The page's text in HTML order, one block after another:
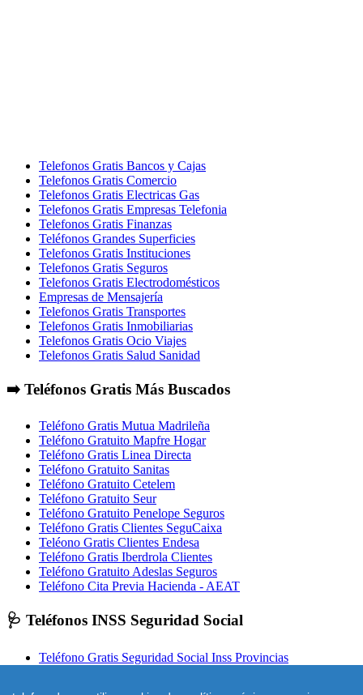
Telefonos Gratis Bancos y Cajas
Telefonos Gratis Comercio
Telefonos Gratis Electricas Gas
Telefonos Gratis Empresas Telefonia
Telefonos Gratis Finanzas
Teléfonos Grandes Superficies
Telefonos Gratis Instituciones
Telefonos Gratis Seguros
Telefonos Gratis Electrodomésticos
Empresas de Mensajería
Telefonos Gratis Transportes
Telefonos Gratis Inmobiliarias
Telefonos Gratis Ocio Viajes
Telefonos Gratis Salud Sanidad
➡️ Teléfonos Gratis Más Buscados
Teléfono Gratis Mutua Madrileña
Teléfono Gratuito Mapfre Hogar
Teléfono Gratis Linea Directa
Teléfono Gratuito Sanitas
Teléfono Gratuito Cetelem
Teléfono Gratuito Seur
Teléfono Gratuito Penelope Seguros
Teléfono Gratis Clientes SeguCaixa
Teléono Gratis Clientes Endesa
Teléfono Gratis Iberdrola Clientes
Teléfono Gratuito Adeslas Seguros
Teléfono Cita Previa Hacienda - AEAT
🩺 Teléfonos INSS Seguridad Social
Teléfono Gratis Seguridad Social Inss Provincias